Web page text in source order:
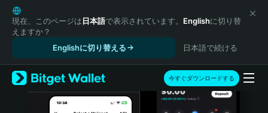
English
日本語
Tiếng Việt
Español (Latinoamérica)
Türkçe
Italiano
現在、このページは日本語で表示されています。 Englishに切り替
えますか？
Englishに切り替える
日本語で続ける
今すぐダウンロードする